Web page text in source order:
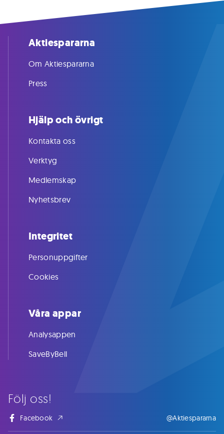
Följ oss!
Facebook @Aktiespararna
Aktiespararna
Om Aktiespararna
Press
Hjälp och övrigt
Kontakta oss
Verktyg
Medlemskap
Nyhetsbrev
Integritet
Personuppgifter
Cookies
Våra appar
Analysappen
SaveByBell